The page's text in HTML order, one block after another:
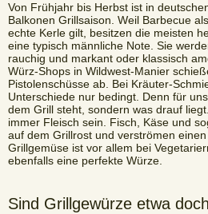
Von Frühjahr bis Herbst ist in
Balkonen Grillsaison. Weil Barbecue
echte Kerle gilt, besitzen die meisten
eine typisch männliche Note. Sie
rauchig und markant oder klassisch
Würz-Shops in Wildwest-Manier
Pistolenschüsse ab. Bei Kräuter-
Unterschiede nur bedingt. Denn für
dem Grill steht, sondern was drauf
immer Fleisch sein. Fisch, Käse und
auf dem Grillrost und verströmen
Grillgemüse ist vor allem bei
ebenfalls eine perfekte Würze.
Sind Grillgewürze etwa